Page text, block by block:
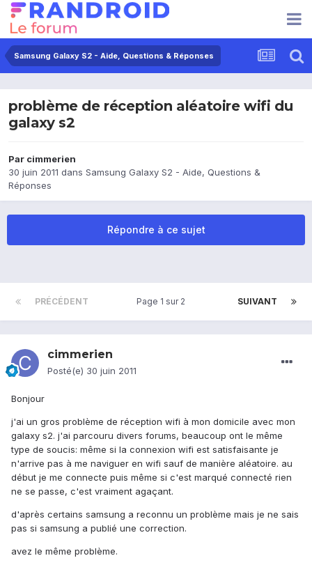
Samsung Galaxy S2 - Aide, Questions & Réponses
problème de réception aléatoire wifi du
galaxy s2
Par cimmerien
30 juin 2011 dans Samsung Galaxy S2 - Aide, Questions &
Réponses
Répondre à ce sujet
PRÉCÉDENT SUIVANT
Page 1 sur 2
cimmerien
Posté(e) 30 juin 2011
Bonjour
j'ai un gros problème de réception wifi à mon domicile avec mon
galaxy s2. j'ai parcouru divers forums, beaucoup ont le même
type de soucis: même si la connexion wifi est satisfaisante je
n'arrive pas à me naviguer en wifi sauf de manière aléatoire. au
début je me connecte puis même si c'est marqué connecté rien
ne se passe, c'est vraiment agaçant.
d'après certains samsung a reconnu un problème mais je ne sais
pas si samsung a publié une correction.
avez le même problème.